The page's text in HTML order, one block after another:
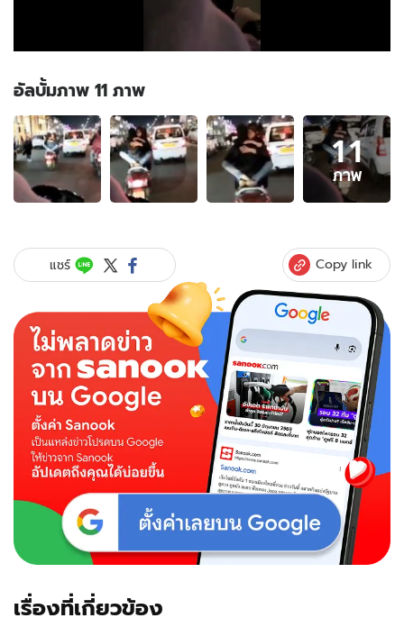
อัลบั้มภาพ 11 ภาพ
อัลบั้ม
ภาพ
11
ภาพ
ของ
ได้
หนุ่ม
มอ
ไซค์ฯ
กระเตง
แฟน
เข้า
เอว
ป้อน
ตลอด
แต่
ตอน
ขม
ปี๋
11
ภาพ
แชร์ Copy link
เรื่องที่เกี่ยวข้อง